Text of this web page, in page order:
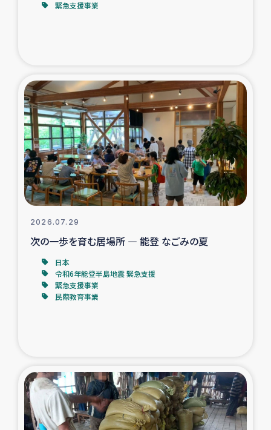
コーヒー生産者支援
アイナロ県マウベシ郡でのコーヒー畑改善事業
ベイルート大規模爆発被災者支援
女性の生計向上支援
アグロフォレストリー（カカオ）事業
緊急支援事業
2026.07.29
次の一歩を育む居場所 ― 能登 なごみの夏
日本
令和6年能登半島地震 緊急支援
緊急支援事業
民際教育事業